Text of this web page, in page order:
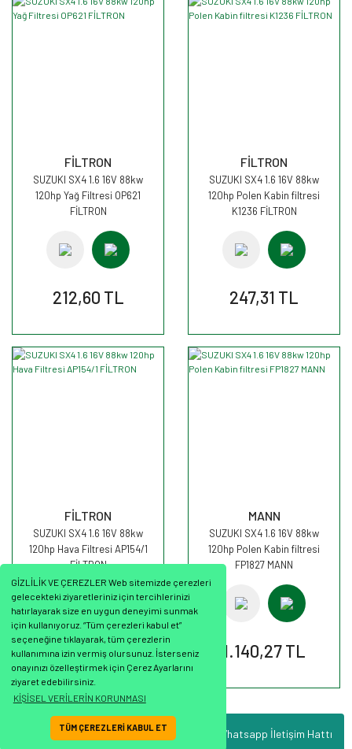
GİZLİLİK VE ÇEREZLER Web sitemizde çerezleri
gelecekteki ziyaretleriniz için tercihlerinizi
hatırlayarak size en uygun deneyimi sunmak
için kullanıyoruz. “Tüm çerezleri kabul et”
seçeneğine tıklayarak, tüm çerezlerin
kullanımına izin vermiş olursunuz. İsterseniz
onayınızı özelleştirmek için Çerez Ayarlarını
ziyaret edebilirsiniz.
KİŞİSEL VERİLERİN KORUNMASI
TÜM ÇEREZLERİ KABUL ET Whatsapp İletişim Hattı
FİLTRON
SUZUKI SX4 1.6 16V 88kw
120hp Yağ Filtresi OP621
FİLTRON
212,60 TL
FİLTRON
SUZUKI SX4 1.6 16V 88kw
120hp Polen Kabin filtresi
K1236 FİLTRON
247,31 TL
FİLTRON
SUZUKI SX4 1.6 16V 88kw
120hp Hava Filtresi AP154/1
FİLTRON
240,81 TL
MANN
SUZUKI SX4 1.6 16V 88kw
120hp Polen Kabin filtresi
FP1827 MANN
1.140,27 TL